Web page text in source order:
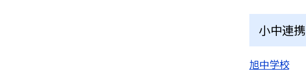
小中連携
旭中学校